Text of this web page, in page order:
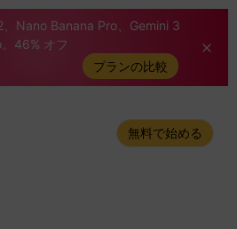
Nano Banana Pro、Gemini 3
46% オフ
プランの比較
無料で始める